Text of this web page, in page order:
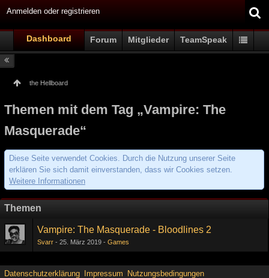
Anmelden oder registrieren
Dashboard Forum Mitglieder TeamSpeak
the Hellboard
Themen mit dem Tag „Vampire: The
Masquerade“
Diese Seite verwendet Cookies. Durch die Nutzung unserer Seite
erklären Sie sich damit einverstanden, dass wir Cookies setzen.
Weitere Informationen
Themen
Vampire: The Masquerade - Bloodlines 2
Svarr 25. März 2019 Games
Datenschutzerklärung Impressum Nutzungsbedingungen